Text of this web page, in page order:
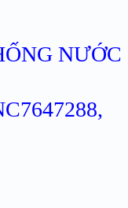
NƯỚC